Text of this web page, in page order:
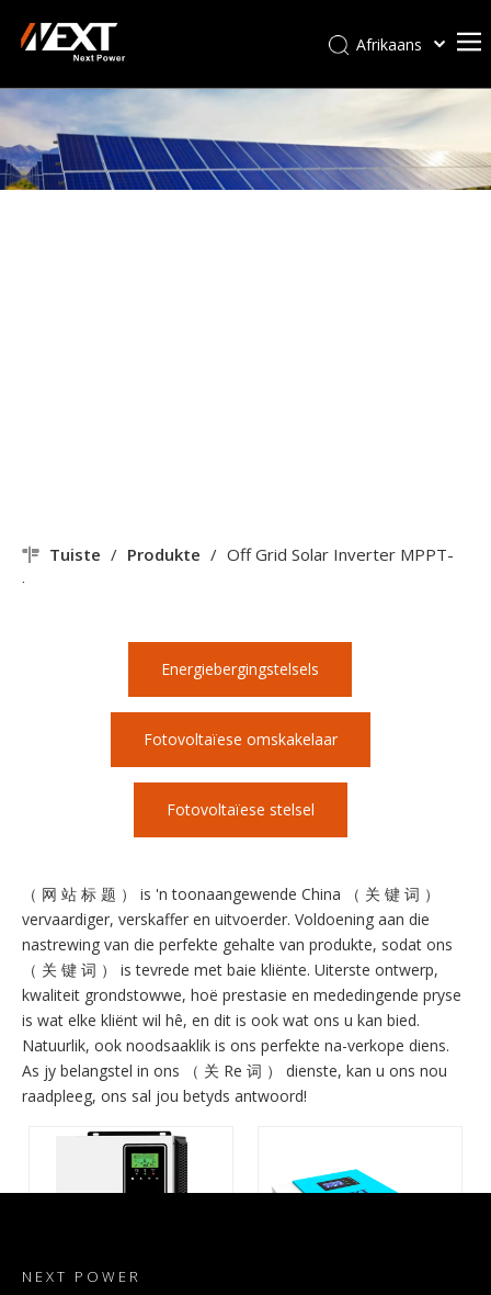
Afrikaans
Italiano
Deutsch
Tuiste / Produkte / Off Grid Solar Inverter MPPT-
laaier
Energiebergingstelsels
Fotovoltaïese omskakelaar
Fotovoltaïese stelsel
（ 网 站 标 题 ） is 'n toonaangewende China （ 关 键 词 ）
vervaardiger, verskaffer en uitvoerder. Voldoening aan die
nastrewing van die perfekte gehalte van produkte, sodat ons
（ 关 键 词 ） is tevrede met baie kliënte. Uiterste ontwerp,
kwaliteit grondstowwe, hoë prestasie en mededingende pryse
is wat elke kliënt wil hê, en dit is ook wat ons u kan bied.
Natuurlik, ook noodsaaklik is ons perfekte na-verkope diens.
As jy belangstel in ons （ 关 Re 词 ） dienste, kan u ons nou
raadpleeg, ons sal jou betyds antwoord!
NEXT POWER